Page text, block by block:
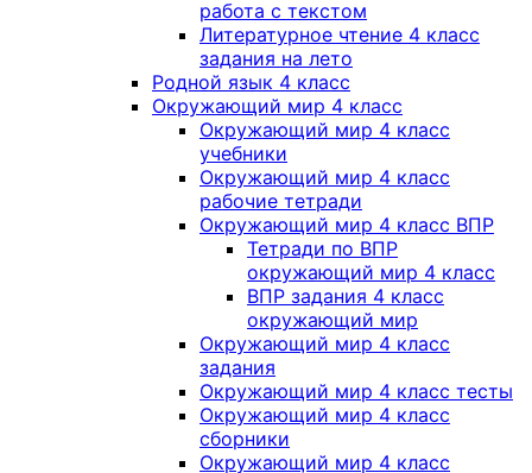
работа с текстом
Литературное чтение 4 класс
задания на лето
Родной язык 4 класс
Окружающий мир 4 класс
Окружающий мир 4 класс
учебники
Окружающий мир 4 класс
рабочие тетради
Окружающий мир 4 класс ВПР
Тетради по ВПР
окружающий мир 4 класс
ВПР задания 4 класс
окружающий мир
Окружающий мир 4 класс
задания
Окружающий мир 4 класс тесты
Окружающий мир 4 класс
сборники
Окружающий мир 4 класс